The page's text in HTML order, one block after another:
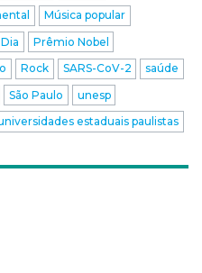
Música popular
Prêmio Nobel
Rock SARS-CoV-2
saúde
São Paulo
unesp
estaduais paulistas